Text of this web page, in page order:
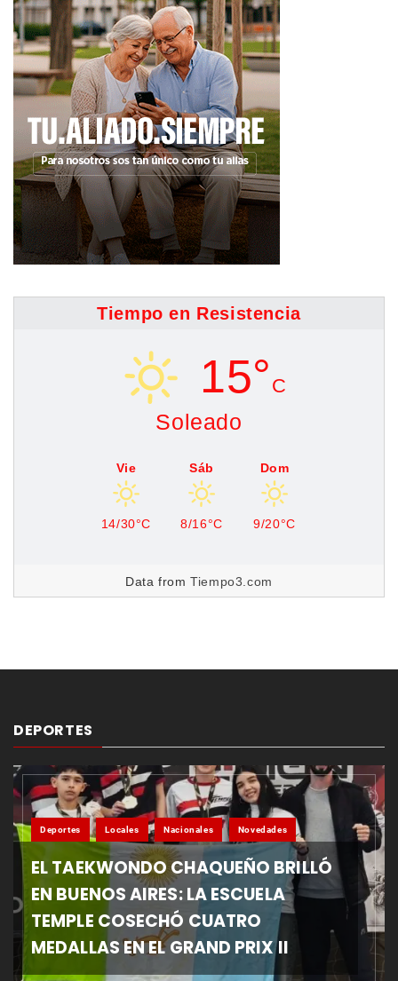
Tiempo en Resistencia
15° C
Soleado
Vie
14/30°C
Sáb
8/16°C
Dom
9/20°C
Data fromTiempo3.com
DEPORTES
Deportes Locales Nacionales Novedades
EL TAEKWONDO CHAQUEÑO BRILLÓ
EN BUENOS AIRES: LA ESCUELA
TEMPLE COSECHÓ CUATRO
MEDALLAS EN EL GRAND PRIX II